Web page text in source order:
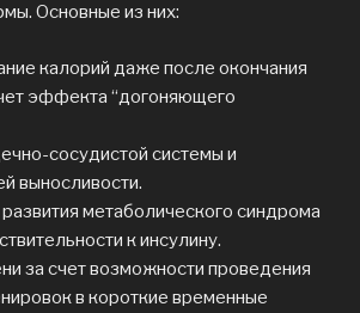
Основные из них:
калорий даже после окончания
эффекта “догоняющего
сосудистой системы и
выносливости.
метаболического синдрома
к инсулину.
за счет возможности проведения
в короткие временные